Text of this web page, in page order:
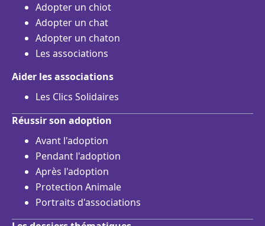
Adopter un chiot
Adopter un chat
Adopter un chaton
Les associations
Aider les associations
Les Clics Solidaires
Réussir son adoption
Avant l'adoption
Pendant l'adoption
Après l'adoption
Protection Animale
Portraits d'associations